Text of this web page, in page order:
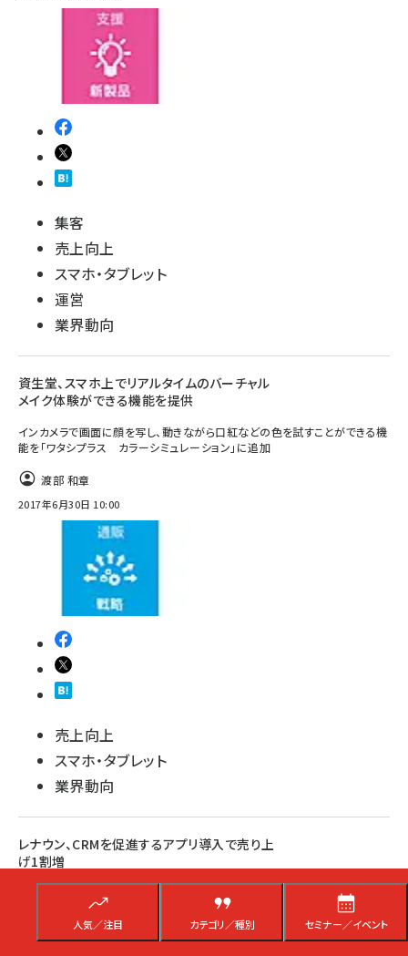
人気／注目 カテゴリ／種別 セミナー／イベント
集客
売上向上
スマホ・タブレット
運営
業界動向
資生堂、スマホ上でリアルタイムのバーチャル
メイク体験ができる機能を提供
インカメラで画面に顔を写し、動きながら口紅などの色を試すことができる機
能を「ワタシプラス カラーシミュレーション」に追加
渡部 和章
2017年6月30日 10:00
売上向上
スマホ・タブレット
業界動向
レナウン、CRMを促進するアプリ導入で売り上
げ1割増
アプリを通じて「会員の購買特性に応じたアプローチ」「セールシーズンに合
わせてアプリ会員向けフェアを実施」「メールによるコミュニケーション強化」
渡部 和章